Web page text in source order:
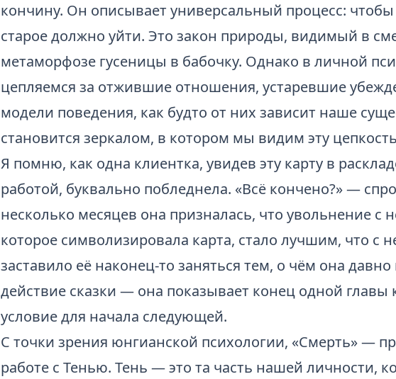
кончину. Он описывает универсальный процесс:
старое должно уйти. Это закон природы, видимый в
метаморфозе гусеницы в бабочку. Однако в личной
цепляемся за отжившие отношения, устаревшие
модели поведения, как будто от них зависит наше
становится зеркалом, в котором мы видим эту
Я помню, как одна клиентка, увидев эту карту в
работой, буквально побледнела. «Всё кончено?» —
несколько месяцев она призналась, что увольнение
которое символизировала карта, стало лучшим, что с
заставило её наконец-то заняться тем, о чём она
действие сказки — она показывает конец одной главы
условие для начала следующей.
С точки зрения юнгианской психологии, «Смерть» —
работе с Тенью. Тень — это та часть нашей личности,